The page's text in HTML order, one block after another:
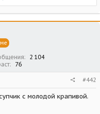
2 104
76
#442
с молодой крапивой.